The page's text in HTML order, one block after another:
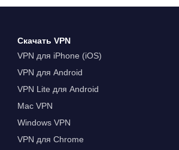
Скачать VPN
VPN для iPhone (iOS)
VPN для Android
VPN Lite для Android
Mac VPN
Windows VPN
VPN для Chrome